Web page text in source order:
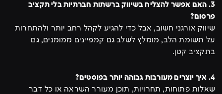
3. האם אפשר להצליח בשיווק ברשתות חברתיות בלי תקציב
פרסום?
שיווק אורגני חשוב, אבל כדי להגיע לקהל רחב יותר ולהתחרות
על תשומת הלב, מומלץ לשלב גם קמפיינים ממומנים, גם
בתקציב קטן.
4. איך יוצרים מעורבות גבוהה יותר בפוסטים?
שאלות פתוחות, תחרויות, תוכן מעורר השראה או כל דבר